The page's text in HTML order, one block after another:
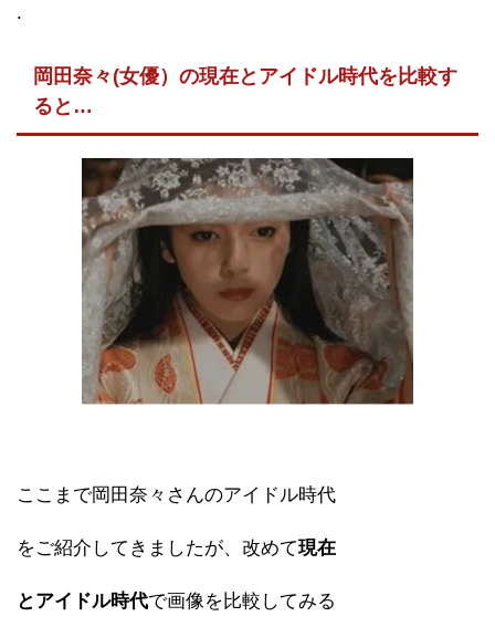
.
岡田奈々(女優）の現在とアイドル時代を比較す
ると…
ここまで岡田奈々さんのアイドル時代
をご紹介してきましたが、改めて現在
とアイドル時代で画像を比較してみる